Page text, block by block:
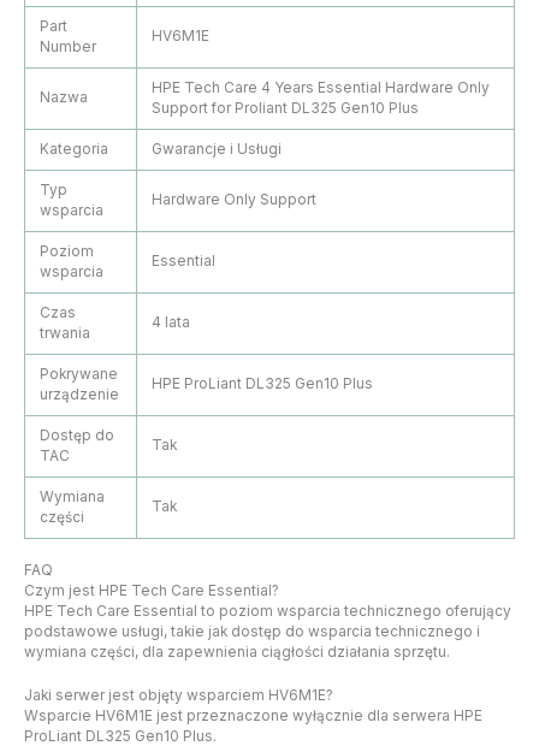
Part
Number
HV6M1E
Nazwa
HPE Tech Care 4 Years Essential Hardware Only
Support for Proliant DL325 Gen10 Plus
Kategoria Gwarancje i Usługi
Typ
wsparcia
Hardware Only Support
Poziom
wsparcia
Essential
Czas
trwania
4 lata
Pokrywane
urządzenie
HPE ProLiant DL325 Gen10 Plus
Dostęp do
TAC
Tak
Wymiana
części
Tak
FAQ
Czym jest HPE Tech Care Essential?
HPE Tech Care Essential to poziom wsparcia technicznego oferujący
podstawowe usługi, takie jak dostęp do wsparcia technicznego i
wymiana części, dla zapewnienia ciągłości działania sprzętu.
Jaki serwer jest objęty wsparciem HV6M1E?
Wsparcie HV6M1E jest przeznaczone wyłącznie dla serwera HPE
ProLiant DL325 Gen10 Plus.